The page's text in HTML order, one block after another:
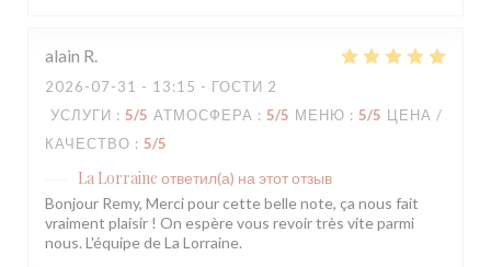
alain R
2026-07-31 - 13:15 - ГОСТИ 2
УСЛУГИ : 5/5 АТМОСФЕРА : 5/5 МЕНЮ : 5/5 ЦЕНА /
КАЧЕСТВО : 5/5
La Lorraine ответил(а) на этот отзыв
Bonjour Remy, Merci pour cette belle note, ça nous fait
vraiment plaisir ! On espère vous revoir très vite parmi
nous. L'équipe de La Lorraine.